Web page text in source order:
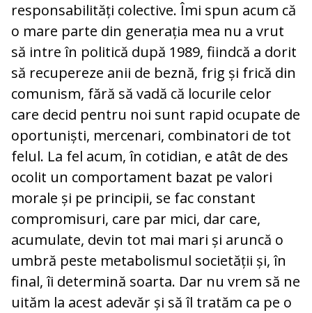
responsabilități colective. Îmi spun acum că
o mare parte din generația mea nu a vrut
să intre în politică după 1989, fiindcă a dorit
să recupereze anii de beznă, frig și frică din
comunism, fără să vadă că locurile celor
care decid pentru noi sunt rapid ocupate de
oportuniști, mercenari, combinatori de tot
felul. La fel acum, în cotidian, e atât de des
ocolit un comportament bazat pe valori
morale și pe principii, se fac constant
compromisuri, care par mici, dar care,
acumulate, devin tot mai mari și aruncă o
umbră peste metabolismul societății și, în
final, îi determină soarta. Dar nu vrem să ne
uităm la acest adevăr și să îl tratăm ca pe o